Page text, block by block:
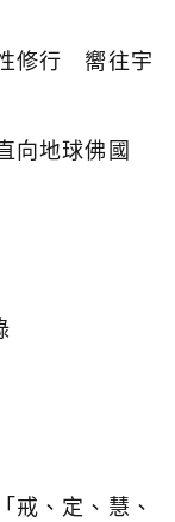
修行 嚮往宇
向地球佛國
戒、定、慧、